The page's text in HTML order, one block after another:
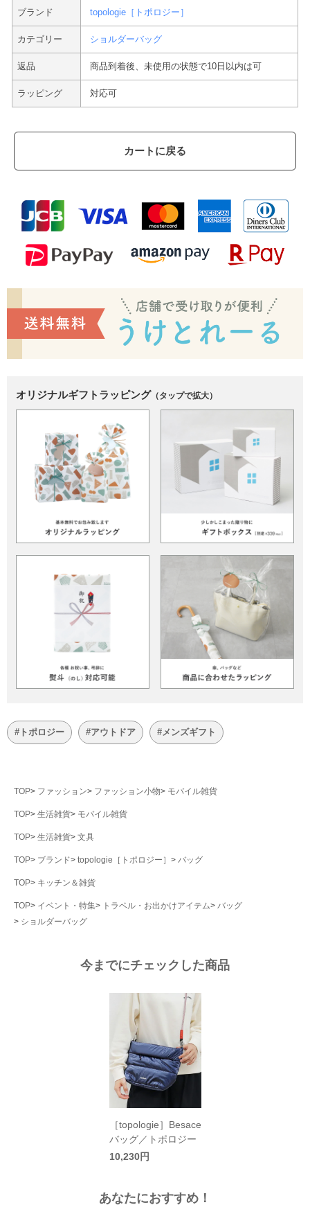
ブランド topologie［トポロジー］
カテゴリー ショルダーバッグ
返品 商品到着後、未使用の状態で10日以内は可
ラッピング 対応可
カートに戻る
オリジナルギフトラッピング （タップで拡大）
#トポロジー #アウトドア #メンズギフト
TOP ファッション ファッション小物 モバイル雑貨
TOP 生活雑貨 モバイル雑貨
TOP 生活雑貨 文具
TOP ブランド topologie［トポロジー］ バッグ
TOP キッチン＆雑貨
TOP イベント・特集 トラベル・お出かけアイテム
バッグ
ショルダーバッグ
今までにチェックした商品
［topologie］Besace
バッグ／トポロジー
10,230円
あなたにおすすめ！